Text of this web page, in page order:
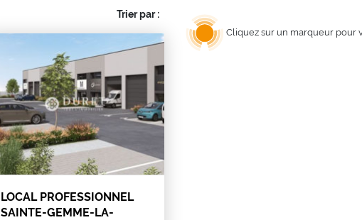
Trier par :
LOCAL PROFESSIONNEL
SAINTE-GEMME-LA-
Cliquez sur un marqueur pour